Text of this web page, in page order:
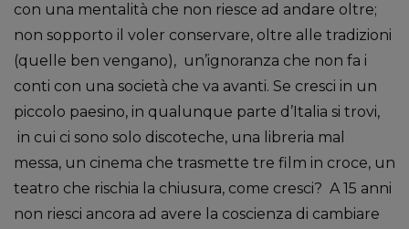
con una mentalità che non riesce ad andare oltre;
non sopporto il voler conservare, oltre alle tradizioni
(quelle ben vengano), un’ignoranza che non fa i
conti con una società che va avanti. Se cresci in un
piccolo paesino, in qualunque parte d’Italia si trovi,
in cui ci sono solo discoteche, una libreria mal
messa, un cinema che trasmette tre film in croce, un
teatro che rischia la chiusura, come cresci? A 15 anni
non riesci ancora ad avere la coscienza di cambiare